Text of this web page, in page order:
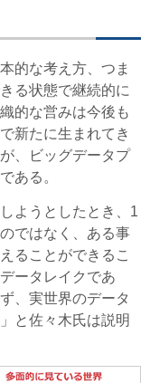
的な考え方、つま
る状態で継続的に
的な営みは今後も
新たに生まれてき
、ビッグデータプ
ある。
ようとしたとき、1
ではなく、ある事
ることができるこ
ータレイクであ
、実世界のデータ
と佐々木氏は説明